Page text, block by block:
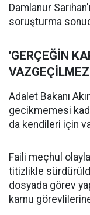
Damlanur
soruşturma
'GERÇEĞİN
Adalet Bakanı
gecikmemesi
da kendileri için
Faili meçhul
titizlikle
dosyada görev
kamu